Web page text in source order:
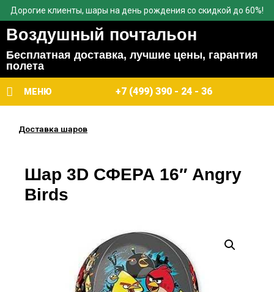
Дорогие клиенты, шары на день рождения со скидкой до 60%!
Воздушный почтальон
Бесплатная доставка, лучшие цены, гарантия
полета
МЕНЮ +7 (499) 390 - 24 - 36
Доставка шаров
Шар 3D СФЕРА 16″ Angry
Birds